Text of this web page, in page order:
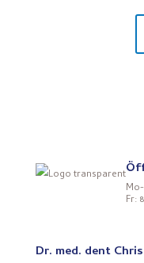
Fr:
Dr. med. dent